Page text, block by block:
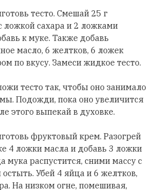
тесто. Смешай 25 г
ложкой сахара и 2 ложками
к муке. Также добавь
масло, 6 желтков, 6 ложек
по вкусу. Замеси жидкое тесто.
тесто так, чтобы оно занимало
Подожди, пока оно увеличится
этого выпекай в духовке.
фруктовый крем. Разогрей
4 ложки масла и добавь 3 ложки
мука распустится, сними массу с
остыть. Убей 4 яйца и 6 желтков,
На низком огне, помешивая,